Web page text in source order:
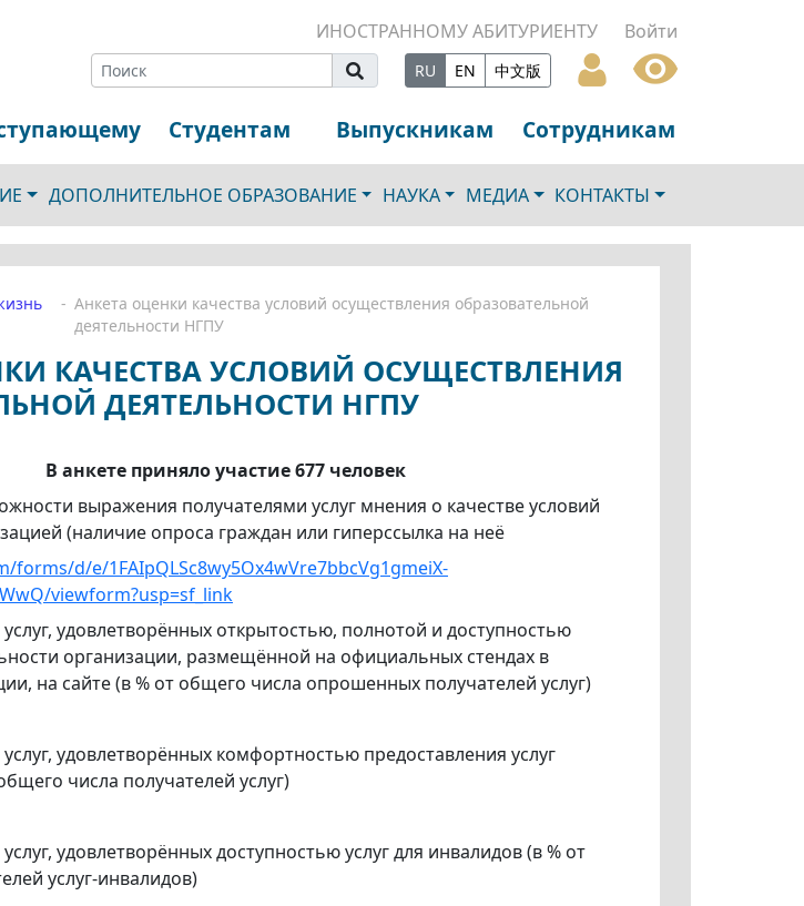
ИНОСТРАННОМУ АБИТУРИЕНТУ Войти
RU EN 中文版
Студентам Выпускникам Сотрудникам
ДОПОЛНИТЕЛЬНОЕ ОБРАЗОВАНИЕ НАУКА МЕДИА КОНТАКТЫ
Анкета оценки качества условий осуществления образовательной
деятельности НГПУ
КАЧЕСТВА УСЛОВИЙ ОСУЩЕСТВЛЕНИЯ
ДЕЯТЕЛЬНОСТИ НГПУ
В анкете приняло участие 677 человек
выражения получателями услуг мнения о качестве условий
(наличие опроса граждан или гиперссылка на неё
forms/d/e/1FAIpQLSc8wy5Ox4wVre7bbcVg1gmeiX-
viewform?usp=sf_link
удовлетворённых открытостью, полнотой и доступностью
организации, размещённой на официальных стендах в
на сайте (в % от общего числа опрошенных получателей услуг)
удовлетворённых комфортностью предоставления услуг
числа получателей услуг)
удовлетворённых доступностью услуг для инвалидов (в % от
услуг-инвалидов)